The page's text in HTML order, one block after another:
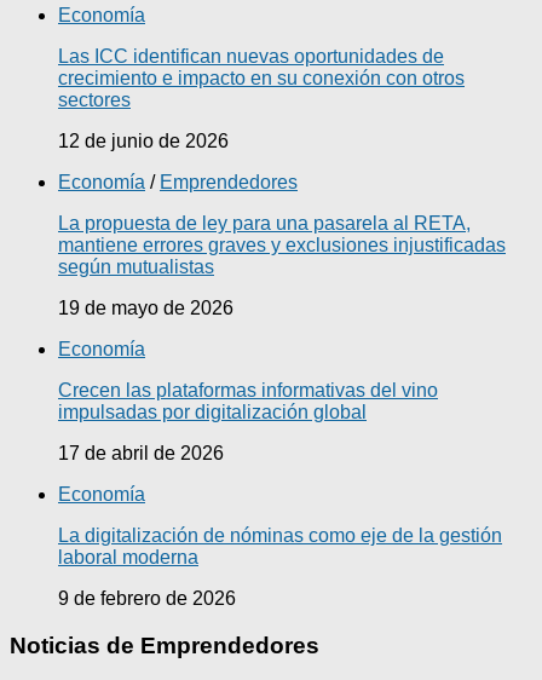
Economía
Las ICC identifican nuevas oportunidades de
crecimiento e impacto en su conexión con otros
sectores
12 de junio de 2026
Economía / Emprendedores
La propuesta de ley para una pasarela al RETA,
mantiene errores graves y exclusiones injustificadas
según mutualistas
19 de mayo de 2026
Economía
Crecen las plataformas informativas del vino
impulsadas por digitalización global
17 de abril de 2026
Economía
La digitalización de nóminas como eje de la gestión
laboral moderna
9 de febrero de 2026
Noticias de Emprendedores